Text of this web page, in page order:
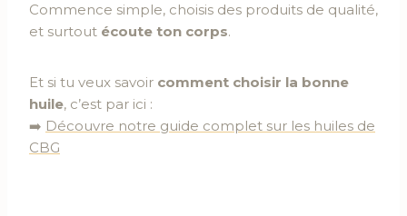
Commence simple, choisis des produits de qualité,
et surtout écoute ton corps.
Et si tu veux savoir comment choisir la bonne
huile, c’est par ici :
➡️ Découvre notre guide complet sur les huiles de
CBG